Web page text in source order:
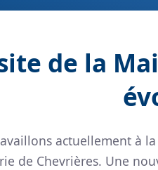
de la
actuellement à
de Chevrières. Une